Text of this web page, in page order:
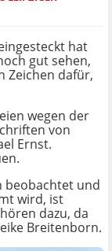
hat
gut sehen,
Zeichen dafür,
wegen der
von
Ernst.
beobachtet und
wird, ist
dazu, da
Breitenborn.